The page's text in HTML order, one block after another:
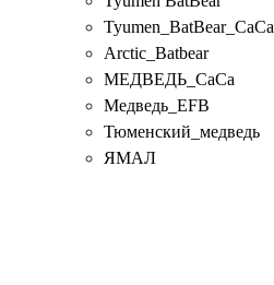
Tyumen_BatBear_CaCa
Аrctic_Batbear
МЕДВЕДЬ_CaCa
Медведь_EFB
Тюменский_медведь
ЯМАЛ